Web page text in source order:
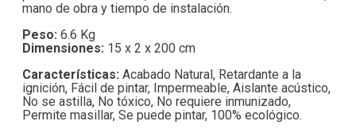
mano de obra y tiempo de instalación.
Peso: 6.6 Kg
Dimensiones: 15 x 2 x 200 cm
Características: Acabado Natural, Retardante a la
ignición, Fácil de pintar, Impermeable, Aislante acústico,
No se astilla, No tóxico, No requiere inmunizado,
Permite masillar, Se puede pintar, 100% ecológico.